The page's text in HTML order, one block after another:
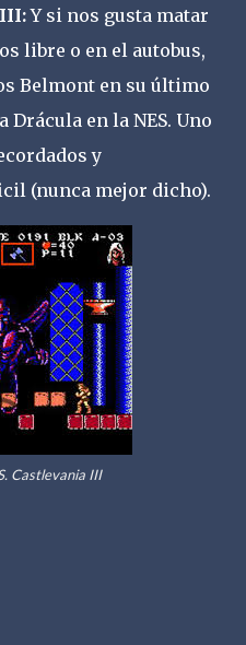
Y si nos gusta matar
libre o en el autobus,
Belmont en su último
en la NES. Uno
y
(nunca mejor dicho).
Castlevania III